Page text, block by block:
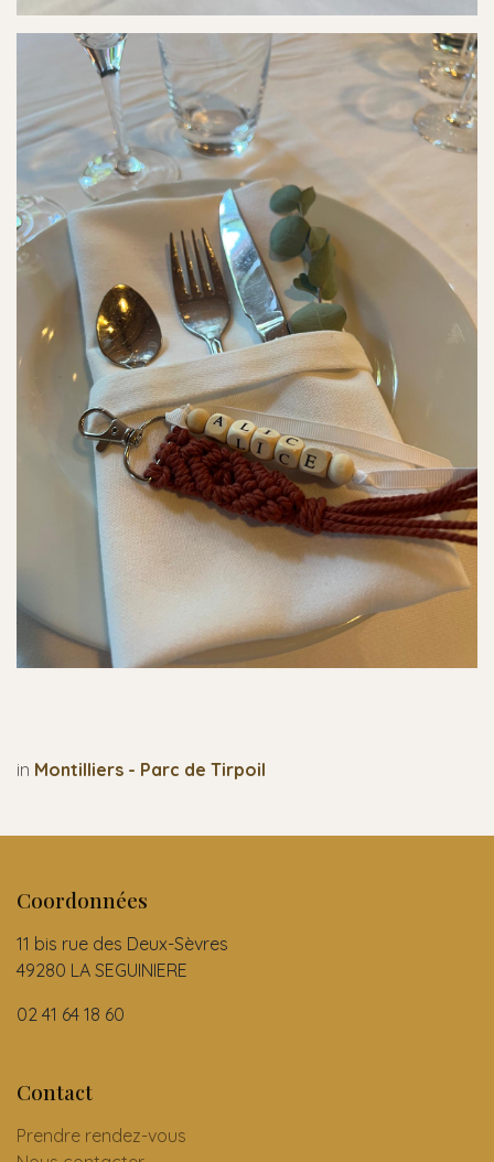
in Montilliers - Parc de Tirpoil
Coordonnées
11 bis rue des Deux-Sèvres
49280 LA SEGUINIERE
02 41 64 18 60
Contact
Prendre rendez-vous